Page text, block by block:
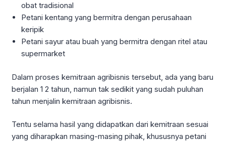
obat tradisional
Petani kentang yang bermitra dengan perusahaan
keripik
Petani sayur atau buah yang bermitra dengan ritel atau
supermarket
Dalam proses kemitraan agribisnis tersebut, ada yang baru
berjalan 1 2 tahun, namun tak sedikit yang sudah puluhan
tahun menjalin kemitraan agribisnis.
Tentu selama hasil yang didapatkan dari kemitraan sesuai
yang diharapkan masing-masing pihak, khususnya petani